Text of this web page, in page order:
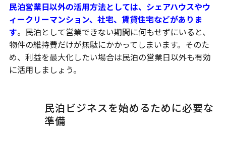
民泊営業日以外の活用方法としては、シェアハウスやウ
ィークリーマンション、社宅、賃貸住宅などがありま
す。民泊として営業できない期間に何もせずにいると、
物件の維持費だけが無駄にかかってしまいます。そのた
め、利益を最大化したい場合は民泊の営業日以外も有効
に活用しましょう。
民泊ビジネスを始めるために必要な
準備